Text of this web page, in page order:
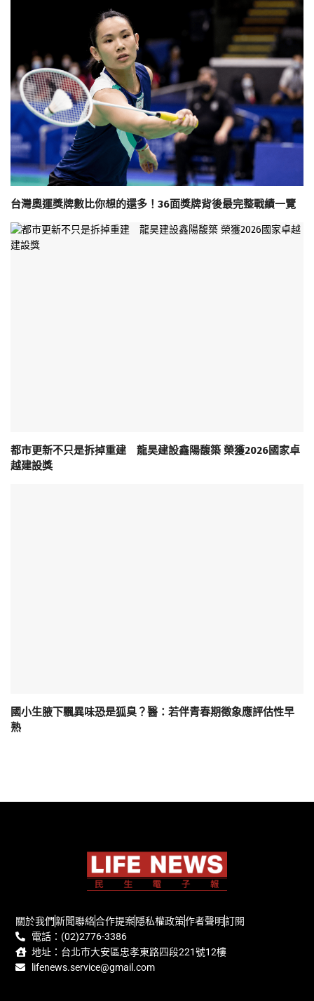
台灣奧運獎牌數比你想的還多！36面獎牌背後最完整戰績一覽
都市更新不只是拆掉重建 龍昊建設鑫陽馥築 榮獲2026國家卓
越建設獎
國小生腋下飄異味恐是狐臭？醫：若伴青春期徵象應評估性早
熟
關於我們新聞聯絡合作提案隱私權政策作者聲明訂閱
電話：(02)2776-3386
地址：台北市大安區忠孝東路四段221號12樓
lifenews.service@gmail.com